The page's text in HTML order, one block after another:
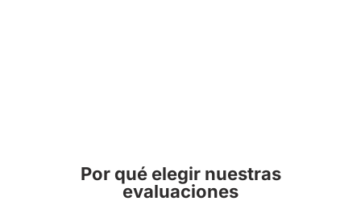
Por qué elegir nuestras
evaluaciones